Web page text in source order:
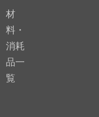
材
料・
消耗
品一
覧